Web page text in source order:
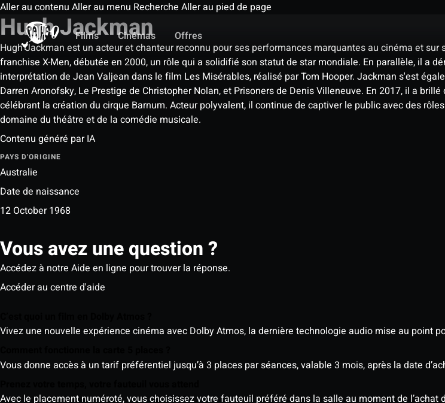
Aller au contenu Aller au menu Recherche Aller au pied de page
Films
Cinémas Offres
Hugh Jackman
Hugh Jackman est un acteur et chanteur reconnu pour ses performances marquantes au cinéma et
franchise X-Men, débutée en 2000, un rôle qui a solidifié son statut de star mondiale. En parallèle, il a
interprétation de Jean Valjean dans le film Les Misérables, réalisé par Tom Hooper. Jackman s'est
Darren Aronofsky, Le Prestige de Christopher Nolan, et Prisoners de Denis Villeneuve. En 2017, il a
célébrant la création du cirque Barnum. Acteur polyvalent, il continue de captiver le public avec des
domaine du théâtre et de la comédie musicale.
Contenu généré par IA
PAYS D'ORIGINE
Australie
Date de naissance
12 October 1968
Vous avez une question ?
Accédez à notre Aide en ligne pour trouver la réponse.
Accéder au centre d'aide
Vivez une nouvelle expérience cinéma avec Dolby Atmos, la dernière technologie audio mise au point
Vous donne accès à un tarif préférentiel jusqu’à 3 places par séances, valable 3 mois, après la date
Avec le placement numéroté, vous choisissez votre fauteuil préféré dans la salle au moment de l’achat